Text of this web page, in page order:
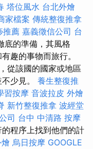
塔位風水 台北外燴
家檔案 傳統整復推拿
推薦 嘉義徵信公司 台
底的準備，其風格
趣的事物而旅行。
從該國的國家或地區
少見。 養生整復推
習按摩 音波拉皮 外燴
新竹整復推拿 波經堂
司 台中 中清路 按摩
程序上找到他們的計
烏日按摩 GOOGLE